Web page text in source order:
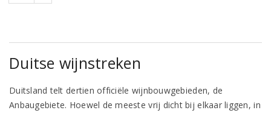
Duitse wijnstreken
Duitsland telt dertien officiële wijnbouwgebieden, de
Anbaugebiete. Hoewel de meeste vrij dicht bij elkaar liggen, in